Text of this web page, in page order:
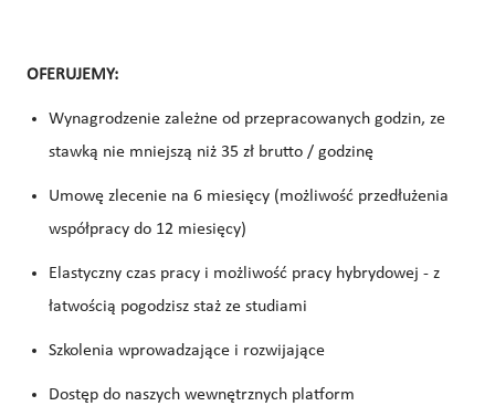
OFERUJEMY:
Wynagrodzenie zależne od przepracowanych godzin, ze
stawką nie mniejszą niż 35 zł brutto / godzinę
Umowę zlecenie na 6 miesięcy (możliwość przedłużenia
współpracy do 12 miesięcy)
Elastyczny czas pracy i możliwość pracy hybrydowej - z
łatwością pogodzisz staż ze studiami
Szkolenia wprowadzające i rozwijające
Dostęp do naszych wewnętrznych platform